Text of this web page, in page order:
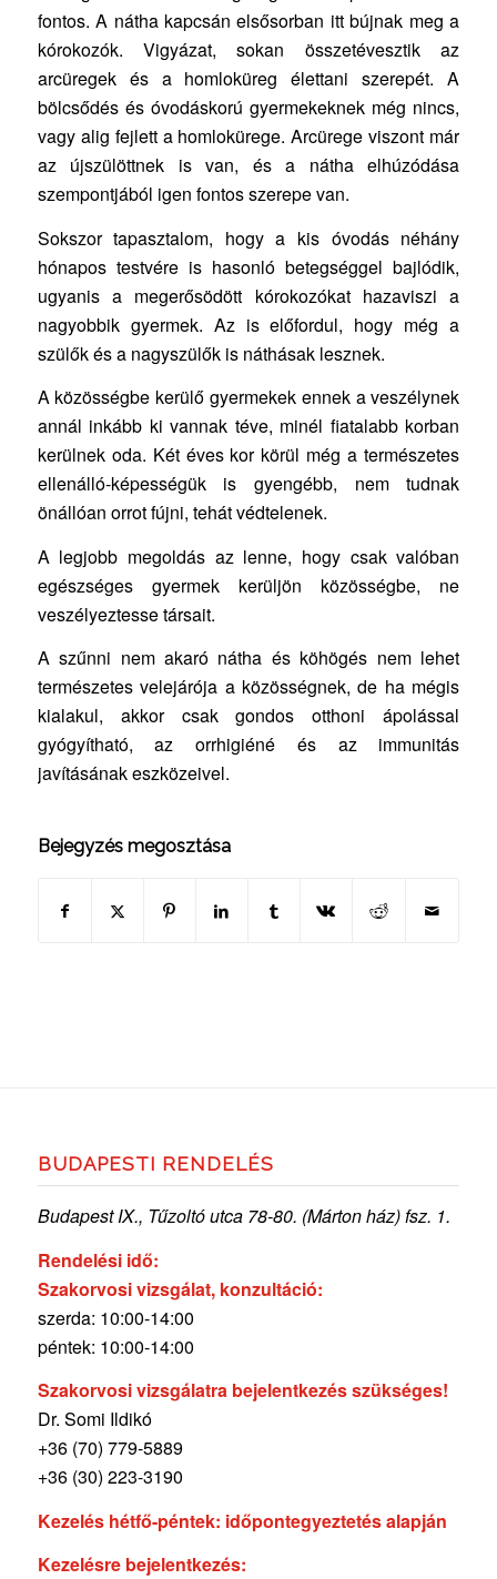
fontos. A nátha kapcsán elsősorban itt bújnak meg a
kórokozók. Vigyázat, sokan összetévesztik az
arcüregek és a homloküreg élettani szerepét. A
bölcsődés és óvodáskorú gyermekeknek még nincs,
vagy alig fejlett a homlokürege. Arcürege viszont már
az újszülöttnek is van, és a nátha elhúzódása
szempontjából igen fontos szerepe van.
Sokszor tapasztalom, hogy a kis óvodás néhány
hónapos testvére is hasonló betegséggel bajlódik,
ugyanis a megerősödött kórokozókat hazaviszi a
nagyobbik gyermek. Az is előfordul, hogy még a
szülők és a nagyszülők is náthásak lesznek.
A közösségbe kerülő gyermekek ennek a veszélynek
annál inkább ki vannak téve, minél fiatalabb korban
kerülnek oda. Két éves kor körül még a természetes
ellenálló-képességük is gyengébb, nem tudnak
önállóan orrot fújni, tehát védtelenek.
A legjobb megoldás az lenne, hogy csak valóban
egészséges gyermek kerüljön közösségbe, ne
veszélyeztesse társait.
A szűnni nem akaró nátha és köhögés nem lehet
természetes velejárója a közösségnek, de ha mégis
kialakul, akkor csak gondos otthoni ápolással
gyógyítható, az orrhigiéné és az immunitás
javításának eszközeivel.
Bejegyzés megosztása
BUDAPESTI RENDELÉS
Budapest IX., Tűzoltó utca 78-80. (Márton ház) fsz. 1.
Rendelési idő:
Szakorvosi vizsgálat, konzultáció:
szerda: 10:00-14:00
péntek: 10:00-14:00
Szakorvosi vizsgálatra bejelentkezés szükséges!
Dr. Somi Ildikó
+36 (70) 779-5889
+36 (30) 223-3190
Kezelés hétfő-péntek: időpontegyeztetés alapján
Kezelésre bejelentkezés: